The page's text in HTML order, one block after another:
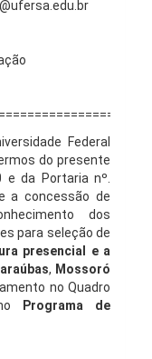
Federal
do presente
e da Portaria nº.
a concessão de
dos
para seleção de
presencial e a
, Mossoró
no Quadro
Programa de